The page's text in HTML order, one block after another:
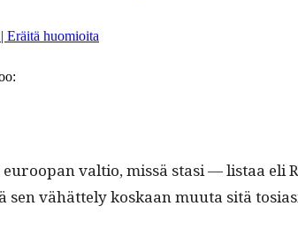
Eräitä huomioita
val­tio, mis­sä stasi — lis­taa eli
sen vähät­te­ly koskaan muu­ta sitä